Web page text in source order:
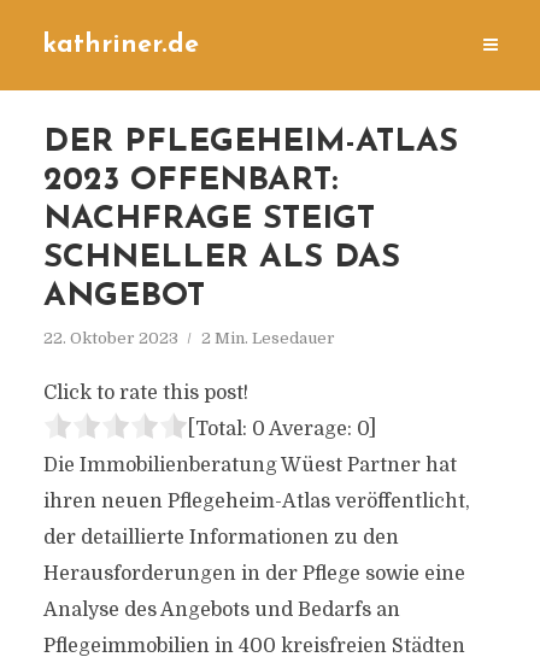
kathriner.de
DER PFLEGEHEIM-ATLAS
2023 OFFENBART:
NACHFRAGE STEIGT
SCHNELLER ALS DAS
ANGEBOT
22. Oktober 2023 2 Min. Lesedauer
Click to rate this post!
[Total: 0 Average: 0]
Die Immobilienberatung Wüest Partner hat
ihren neuen Pflegeheim-Atlas veröffentlicht,
der detaillierte Informationen zu den
Herausforderungen in der Pflege sowie eine
Analyse des Angebots und Bedarfs an
Pflegeimmobilien in 400 kreisfreien Städten